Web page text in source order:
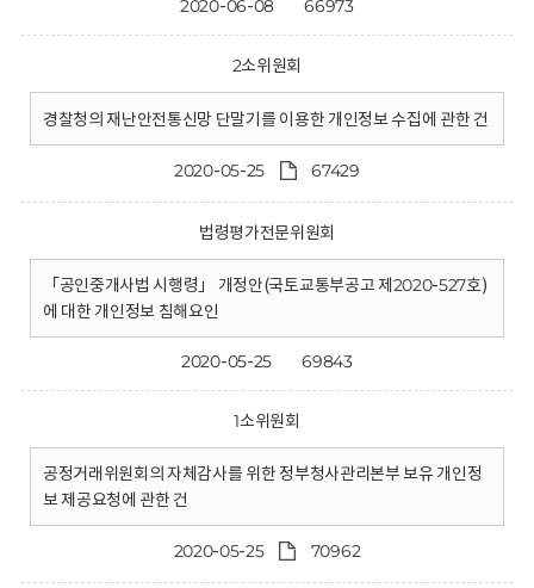
2020-06-08 66973
2소위원회
경찰청의 재난안전통신망 단말기를 이용한 개인정보 수집에 관한 건
2020-05-25 67429
법령평가전문위원회
「공인중개사법 시행령」 개정안(국토교통부공고 제2020-527호)
에 대한 개인정보 침해요인
2020-05-25 69843
1소위원회
공정거래위원회의 자체감사를 위한 정부청사관리본부 보유 개인정
보 제공요청에 관한 건
2020-05-25 70962